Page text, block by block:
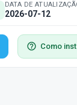
DATA DE
2026-07-12
Como